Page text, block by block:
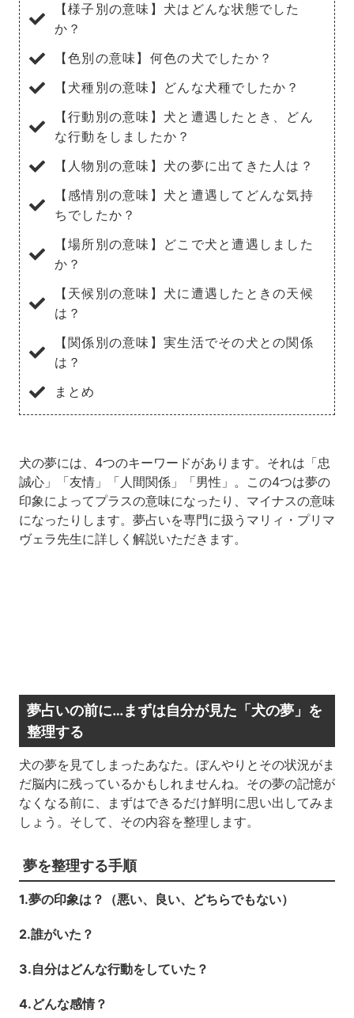
【様子別の意味】犬はどんな状態でした
か？
【色別の意味】何色の犬でしたか？
【犬種別の意味】どんな犬種でしたか？
【行動別の意味】犬と遭遇したとき、どん
な行動をしましたか？
【人物別の意味】犬の夢に出てきた人は？
【感情別の意味】犬と遭遇してどんな気持
ちでしたか？
【場所別の意味】どこで犬と遭遇しました
か？
【天候別の意味】犬に遭遇したときの天候
は？
【関係別の意味】実生活でその犬との関係
は？
まとめ
犬の夢には、4つのキーワードがあります。それは「忠
誠心」「友情」「人間関係」「男性」。この4つは夢の
印象によってプラスの意味になったり、マイナスの意味
になったりします。夢占いを専門に扱うマリィ・プリマ
ヴェラ先生に詳しく解説いただきます。
夢占いの前に…まずは自分が見た「犬の夢」を
整理する
犬の夢を見てしまったあなた。ぼんやりとその状況がま
だ脳内に残っているかもしれませんね。その夢の記憶が
なくなる前に、まずはできるだけ鮮明に思い出してみま
しょう。そして、その内容を整理します。
夢を整理する手順
1.夢の印象は？（悪い、良い、どちらでもない）
2.誰がいた？
3.自分はどんな行動をしていた？
4.どんな感情？